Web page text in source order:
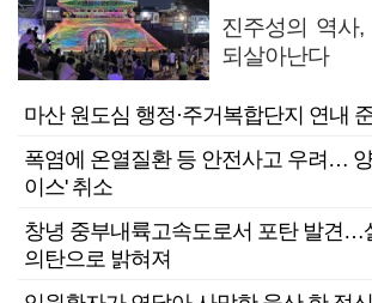
진주성의 역사
되살아난다
마산 원도심 행정·주거복합단지 연내
폭염에 온열질환 등 안전사고 우려… 양
이스' 취소
창녕 중부내륙고속도로서 포탄 발견…
의탄으로 밝혀져